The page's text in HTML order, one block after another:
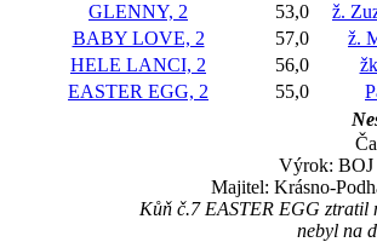
GLENNY, 2 53,0
ž.
BABY LOVE, 2 57,0
ž.
HELE LANCI, 2 56,0
EASTER EGG, 2 55,0
Výrok: BOJ
Majitel: Krásno-
Kůň č.7 EASTER EGG ztratil
nebyl na